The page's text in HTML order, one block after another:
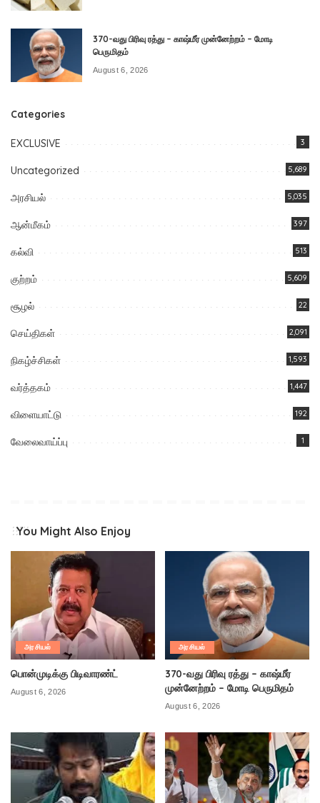
370-வது பிரிவு ரத்து – காஷ்மீர் முன்னேற்றம் – மோடி
பெருமிதம்
August 6, 2026
Categories
EXCLUSIVE 3
Uncategorized 5,689
அரசியல் 5,035
ஆன்மீகம் 397
கல்வி 513
குற்றம் 5,609
சூழல் 22
செய்திகள் 2,091
நிகழ்ச்சிகள் 1,593
வர்த்தகம் 1,447
விளையாட்டு 192
வேலைவாய்ப்பு 1
You Might Also Enjoy
அரசியல்
பொன்முடிக்கு பிடிவாரண்ட்
August 6, 2026
அரசியல்
370-வது பிரிவு ரத்து – காஷ்மீர்
முன்னேற்றம் – மோடி பெருமிதம்
August 6, 2026